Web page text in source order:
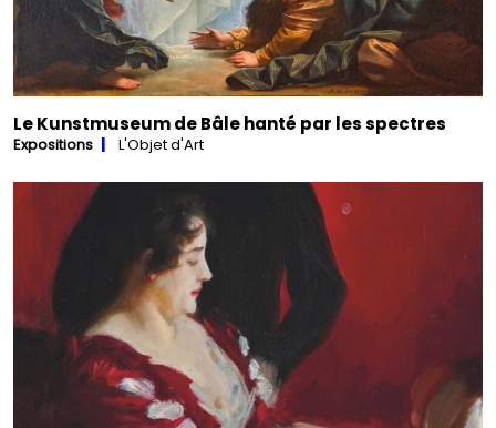
Le Kunstmuseum de Bâle hanté par les spectres
Expositions L'Objet d'Art